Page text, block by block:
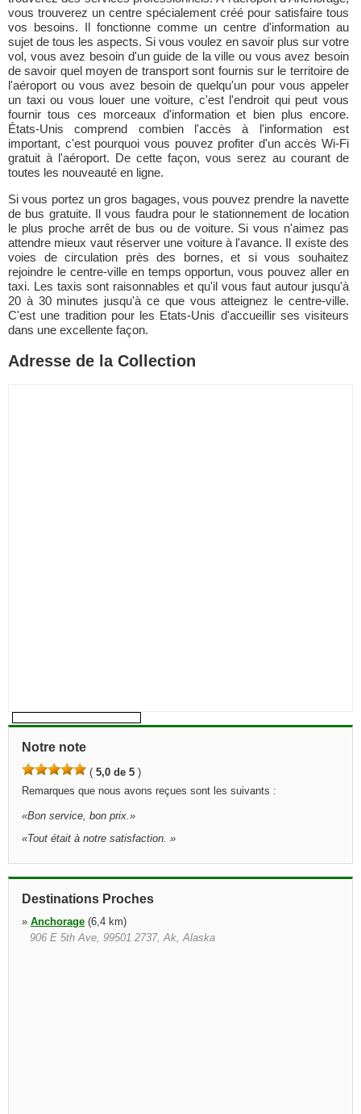
vous trouverez un centre spécialement créé pour satisfaire tous
vos besoins. Il fonctionne comme un centre d'information au
sujet de tous les aspects. Si vous voulez en savoir plus sur votre
vol, vous avez besoin d'un guide de la ville ou vous avez besoin
de savoir quel moyen de transport sont fournis sur le territoire de
l'aéroport ou vous avez besoin de quelqu'un pour vous appeler
un taxi ou vous louer une voiture, c'est l'endroit qui peut vous
fournir tous ces morceaux d'information et bien plus encore.
États-Unis comprend combien l'accès à l'information est
important, c'est pourquoi vous pouvez profiter d'un accès Wi-Fi
gratuit à l'aéroport. De cette façon, vous serez au courant de
toutes les nouveauté en ligne.
Si vous portez un gros bagages, vous pouvez prendre la navette
de bus gratuite. Il vous faudra pour le stationnement de location
le plus proche arrêt de bus ou de voiture. Si vous n'aimez pas
attendre mieux vaut réserver une voiture à l'avance. Il existe des
voies de circulation près des bornes, et si vous souhaitez
rejoindre le centre-ville en temps opportun, vous pouvez aller en
taxi. Les taxis sont raisonnables et qu'il vous faut autour jusqu'à
20 à 30 minutes jusqu'à ce que vous atteignez le centre-ville.
C'est une tradition pour les Etats-Unis d'accueillir ses visiteurs
dans une excellente façon.
Adresse de la Collection
Notre note
( 5,0 de 5 )
Remarques que nous avons reçues sont les suivants :
«Bon service, bon prix.»
«Tout était à notre satisfaction. »
Destinations Proches
» Anchorage (6,4 km)
906 E 5th Ave, 99501 2737, Ak, Alaska